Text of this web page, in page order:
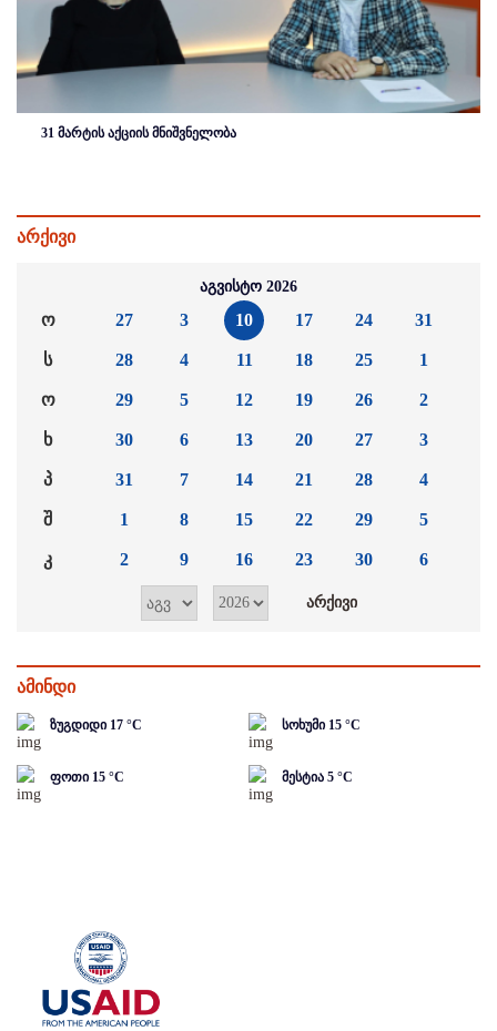
31 მარტის აქციის მნიშვნელობა
არქივი
აგვისტო 2026
ო
ს
ო
ხ
პ
შ
კ
27
28
29
30
31
1
2
3
4
5
6
7
8
9
10
11
12
13
14
15
16
17
18
19
20
21
22
23
24
25
26
27
28
29
30
31
1
2
3
4
5
6
ამინდი
ზუგდიდი 17 °C სოხუმი 15 °C
ფოთი 15 °C მესტია 5 °C